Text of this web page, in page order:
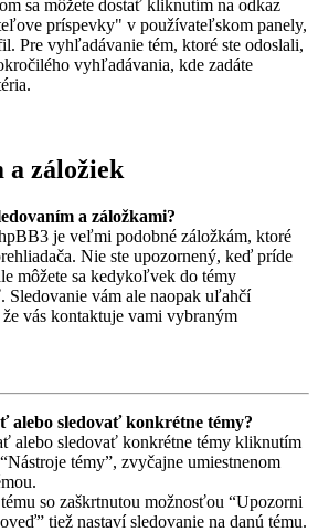
sa môžete dostať kliknutím na odkaz
príspevky" v používateľskom panely,
Pre vyhľadávanie tém, ktoré ste odoslali,
vyhľadávania, kde zadáte
a záložiek
a záložkami?
je veľmi podobné záložkám, ktoré
Nie ste upozornený, keď príde
môžete sa kedykoľvek do témy
Sledovanie vám ale naopak uľahčí
vás kontaktuje vami vybraným
alebo sledovať konkrétne témy?
alebo sledovať konkrétne témy kliknutím
témy”, zvyčajne umiestnenom
so zaškrtnutou možnosťou “Upozorni
tiež nastaví sledovanie na danú tému.